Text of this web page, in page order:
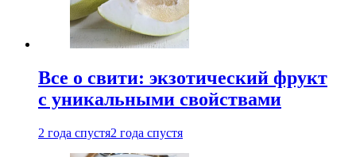
Все о свити: экзотический фрукт
с уникальными свойствами
2 года спустя2 года спустя